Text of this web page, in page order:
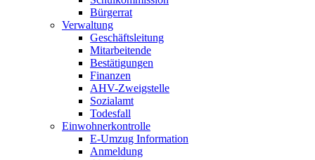
Bürgerrat
Verwaltung
Geschäftsleitung
Mitarbeitende
Bestätigungen
Finanzen
AHV-Zweigstelle
Sozialamt
Todesfall
Einwohnerkontrolle
E-Umzug Information
Anmeldung